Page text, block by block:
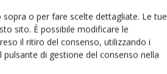
o per fare scelte dettagliate. Le tue
sito. È possibile modificare le
il ritiro del consenso, utilizzando i
di gestione del consenso nella